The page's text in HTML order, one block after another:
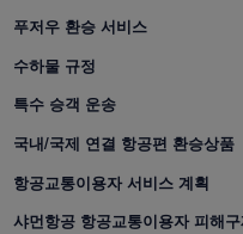
푸저우 환승 서비스
수하물 규정
특수 승객 운송
국내/국제 연결 항공편 환승상품
항공교통이용자 서비스 계획
샤먼항공 항공교통이용자 피해
는 또한
용하여 (i)
성과를 분